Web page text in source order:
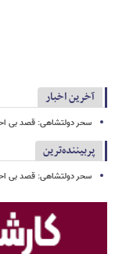
آخرین اخبار
سحر دولتشاهی: قصد بی
پربیننده‌ترین
سحر دولتشاهی: قصد بی